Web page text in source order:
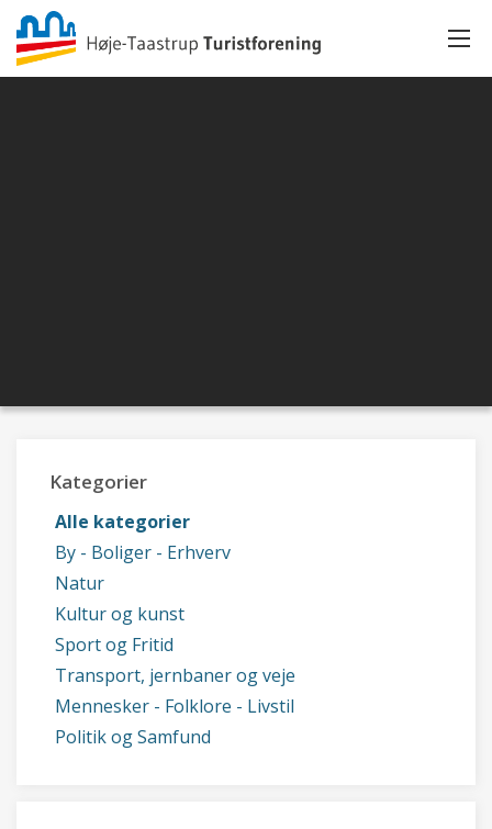
Kategorier
Alle kategorier
By - Boliger - Erhverv
Natur
Kultur og kunst
Sport og Fritid
Transport, jernbaner og veje
Mennesker - Folklore - Livstil
Politik og Samfund